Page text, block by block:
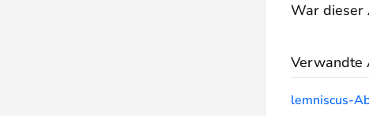
War dieser
Verwandte
lemniscus-